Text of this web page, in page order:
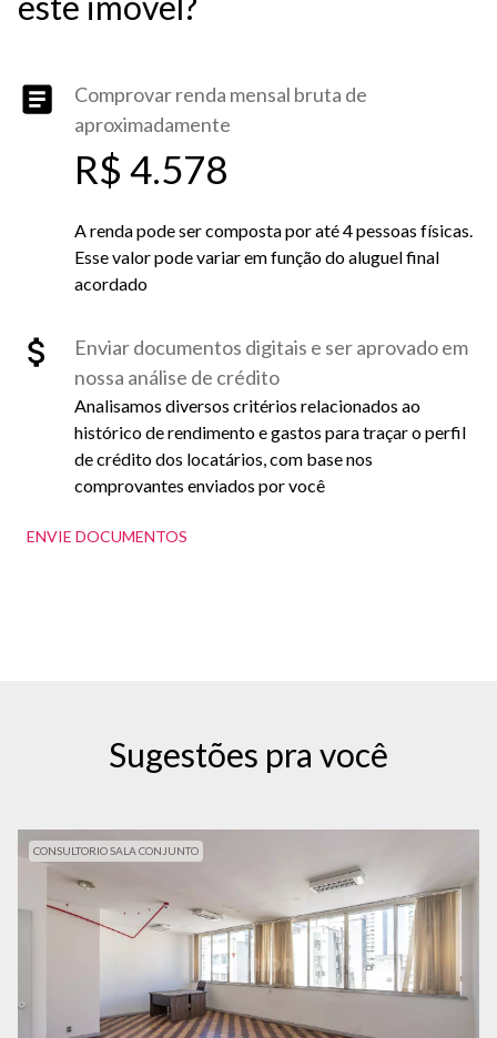
Comprovar renda mensal bruta de
aproximadamente
R$ 4.578
A renda pode ser composta por até 4 pessoas físicas.
Esse valor pode variar em função do aluguel final
acordado
Enviar documentos digitais e ser aprovado em
nossa análise de crédito
Analisamos diversos critérios relacionados ao
histórico de rendimento e gastos para traçar o perfil
de crédito dos locatários, com base nos
comprovantes enviados por você
ENVIE DOCUMENTOS
Sugestões pra você
CONSULTORIO SALA CONJUNTO